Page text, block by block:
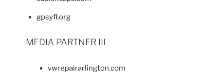
gpsyfl.org
MEDIA PARTNER III
vwrepairarlington.com